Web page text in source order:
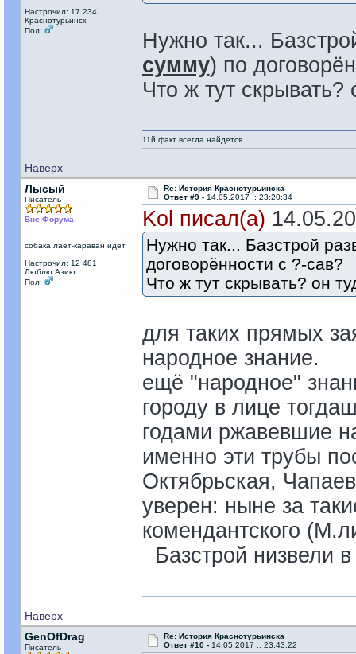
Настрочил: 17 234
Краснотурьинск
Пол:
Нужно так...
сумму) по
Что ж тут
Наверх
11й факт всегда найдется
Лысый
Писатель
Вне Форума
собака лает-караван идет
Настрочил: 12 481
Люблю Азию
Пол:
Re: История Краснотурьинска
Ответ #9 - 14.05.2017 :: 23:20:34
Kol писал(а)
Нужно так... Базстрой
договорённости с ?-сав?
Что ж тут скрывать? он
для таких прямых
народное знание.
ещё "народное"
городу в лице
годами ржавевшие
именно эти трубы
Октябрьская,
уверен: ныне за
комендантского
Базстрой низвели
Наверх
GenOfDrag
Писатель
Re: История Краснотурьинска
Ответ #10 - 14.05.2017 :: 23:43:22